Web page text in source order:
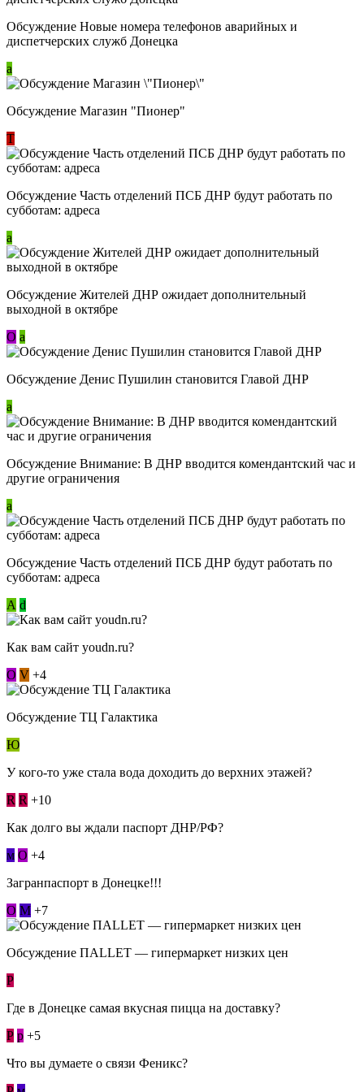
Обсуждение Новые номера телефонов аварийных и
диспетчерских служб Донецка
a
Обсуждение Магазин "Пионер"
Т
Обсуждение Часть отделений ПСБ ДНР будут работать по
субботам: адреса
a
Обсуждение Жителей ДНР ожидает дополнительный
выходной в октябре
О a
Обсуждение Денис Пушилин становится Главой ДНР
a
Обсуждение Внимание: В ДНР вводится комендантский час и
другие ограничения
a
Обсуждение Часть отделений ПСБ ДНР будут работать по
субботам: адреса
А d
Как вам сайт youdn.ru?
О V +4
Обсуждение ТЦ Галактика
Ю
У кого-то уже стала вода доходить до верхних этажей?
R R +10
Как долго вы ждали паспорт ДНР/РФ?
м О +4
Загранпаспорт в Донецке!!!
О М +7
Обсуждение ПАLLЕТ — гипермаркет низких цен
Р
Где в Донецке самая вкусная пицца на доставку?
Р p +5
Что вы думаете о связи Феникс?